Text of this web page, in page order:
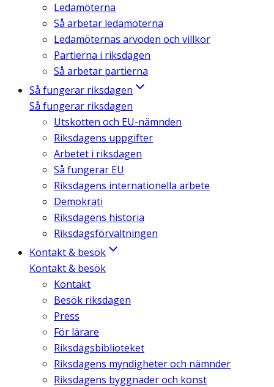
Ledamöterna
Så arbetar ledamöterna
Ledamöternas arvoden och villkor
Partierna i riksdagen
Så arbetar partierna
Så fungerar riksdagen
Så fungerar riksdagen
Utskotten och EU-nämnden
Riksdagens uppgifter
Arbetet i riksdagen
Så fungerar EU
Riksdagens internationella arbete
Demokrati
Riksdagens historia
Riksdagsförvaltningen
Kontakt & besök
Kontakt & besök
Kontakt
Besök riksdagen
Press
För lärare
Riksdagsbiblioteket
Riksdagens myndigheter och nämnder
Riksdagens byggnader och konst